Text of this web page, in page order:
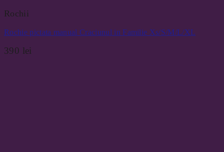
Rochii
Rochie pictata manual Craciunul in Familie Xs/S/M/L/XL
390 lei